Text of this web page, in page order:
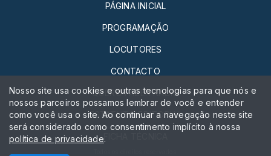
PÁGINA INICIAL
PROGRAMAÇÃO
LOCUTORES
CONTACTO
QUERO FAZER RÁDIO
ESTATUTO EDITORIAL
FICHA TÉCNICA
Nosso site usa cookies e outras tecnologias para que nós e
nossos parceiros possamos lembrar de você e entender
como você usa o site. Ao continuar a navegação neste site
será considerado como consentimento implícito à nossa
política de privacidade.